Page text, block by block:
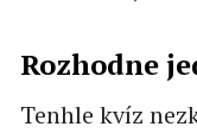
Rozhodne
Tenhle kvíz